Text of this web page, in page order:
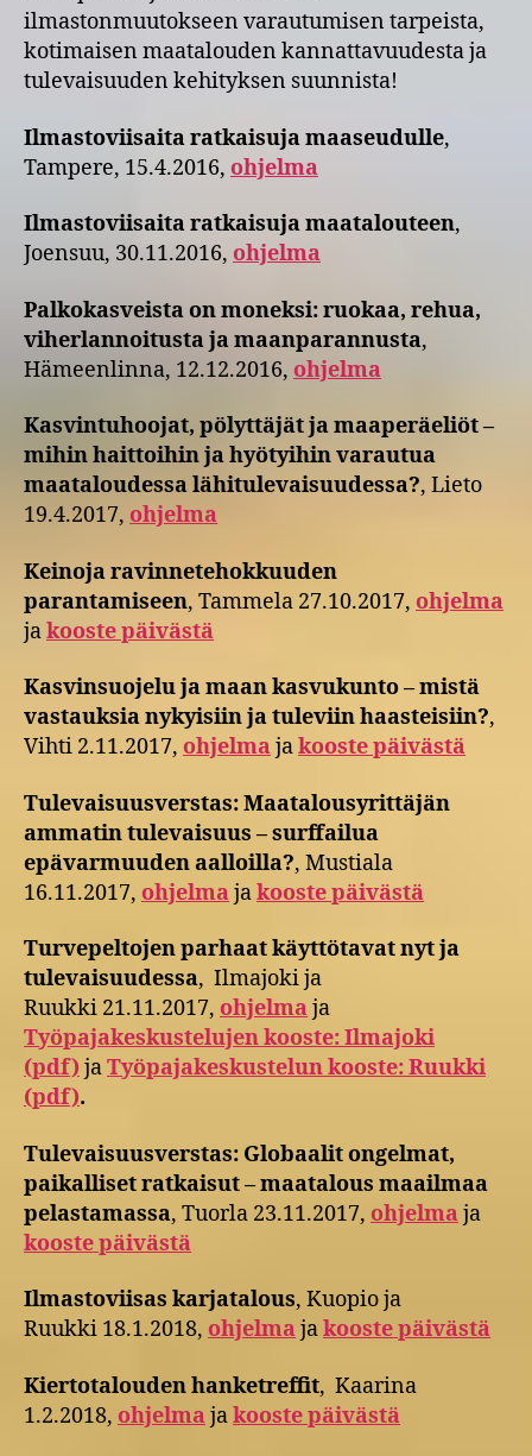
ilmastonmuutokseen varautumisen tarpeista,
kotimaisen maatalouden kannattavuudesta ja
tulevaisuuden kehityksen suunnista!
Ilmastoviisaita ratkaisuja maaseudulle,
Tampere, 15.4.2016, ohjelma
Ilmastoviisaita ratkaisuja maatalouteen,
Joensuu, 30.11.2016, ohjelma
Palkokasveista on moneksi: ruokaa, rehua,
viherlannoitusta ja maanparannusta,
Hämeenlinna, 12.12.2016, ohjelma
Kasvintuhoojat, pölyttäjät ja maaperäeliöt –
mihin haittoihin ja hyötyihin varautua
maataloudessa lähitulevaisuudessa?, Lieto
19.4.2017, ohjelma
Keinoja ravinnetehokkuuden
parantamiseen, Tammela 27.10.2017, ohjelma
jakooste päivästä
Kasvinsuojelu ja maan kasvukunto – mistä
vastauksia nykyisiin ja tuleviin haasteisiin?,
Vihti 2.11.2017, ohjelmajakooste päivästä
Tulevaisuusverstas: Maatalousyrittäjän
ammatin tulevaisuus – surffailua
epävarmuuden aalloilla?, Mustiala
16.11.2017, ohjelmajakooste päivästä
Turvepeltojen parhaat käyttötavat nyt ja
tulevaisuudessa, Ilmajoki ja
Ruukki 21.11.2017, ohjelmaja
Työpajakeskustelujen kooste: Ilmajoki
(pdf)jaTyöpajakeskustelun kooste: Ruukki
(pdf).
Tulevaisuusverstas: Globaalit ongelmat,
paikalliset ratkaisut – maatalous maailmaa
pelastamassa, Tuorla 23.11.2017, ohjelmaja
kooste päivästä
Ilmastoviisas karjatalous, Kuopio ja
Ruukki 18.1.2018, ohjelmajakooste päivästä
Kiertotalouden hanketreffit, Kaarina
1.2.2018, ohjelmajakooste päivästä